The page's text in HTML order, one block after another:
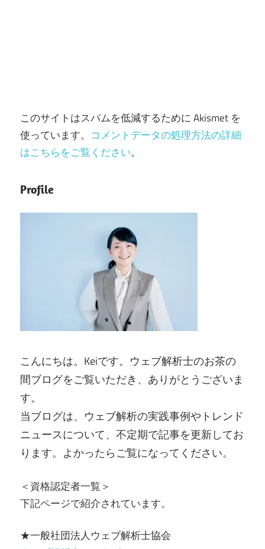
このサイトはスパムを低減するために Akismet を
使っています。 コメントデータの処理方法の詳細
はこちらをご覧ください。
Profile
こんにちは。Keiです。ウェブ解析士のお茶の
間ブログをご覧いただき、ありがとうございま
す。
当ブログは、ウェブ解析の実践事例やトレンド
ニュースについて、不定期で記事を更新してお
ります。よかったらご覧になってください。
＜資格認定者一覧＞
下記ページで紹介されています。
★一般社団法人ウェブ解析士協会